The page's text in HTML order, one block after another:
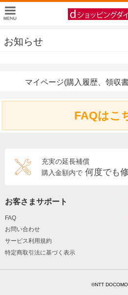
お知らせ
マイページ(購入履歴、領収
FAQはこ
充実の延長補償
購入金額内で 何度でも
お客さまサポート
FAQ
お問い合わせ
サービス利用規約
特定商取引法に基づく表示
©NTT DOCOMO